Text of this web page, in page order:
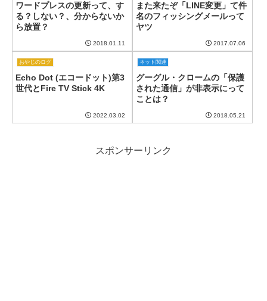
ワードプレスの更新って、す
る？しない？、分からないか
ら放置？
2018.01.11
また来たぞ「LINE変更」て件
名のフィッシングメールって
ヤツ
2017.07.06
おやじのログ
Echo Dot (エコードット)第3
世代とFire TV Stick 4K
2022.03.02
ネット関連
グーグル・クロームの「保護
された通信」が非表示にって
ことは？
2018.05.21
スポンサーリンク